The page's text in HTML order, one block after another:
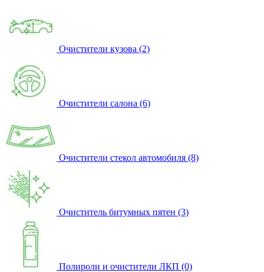
Очистители кузова (2)
Очистители салона (6)
Очистители стекол автомобиля (8)
Очиститель битумных пятен (3)
Полироли и очистители ЛКП (0)